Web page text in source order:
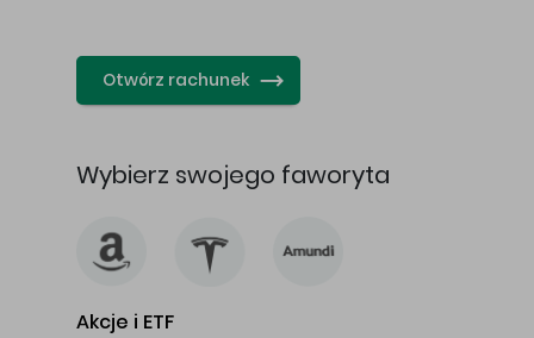
Otwórz rachunek
Wybierz swojego faworyta
Akcje i ETF